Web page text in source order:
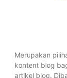
Merupakan
kontent blog
artikel blog.